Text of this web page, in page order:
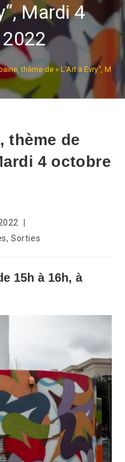
Mardi 4
thème de « L’Art à Evry“,
thème de
4 octobre
Sorties
15h à 16h, à